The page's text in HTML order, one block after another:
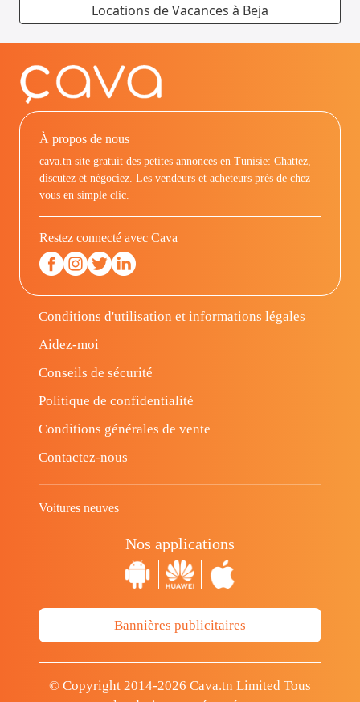
Locations de Vacances à Beja
À propos de nous
cava.tn site gratuit des petites annonces en Tunisie: Chattez,
discutez et négociez. Les vendeurs et acheteurs prés de chez
vous en simple clic.
Restez connecté avec Cava
Conditions d'utilisation et informations légales
Aidez-moi
Conseils de sécurité
Politique de confidentialité
Conditions générales de vente
Contactez-nous
Voitures neuves
Nos applications
Bannières publicitaires
© Copyright 2014-2026 Cava.tn Limited Tous